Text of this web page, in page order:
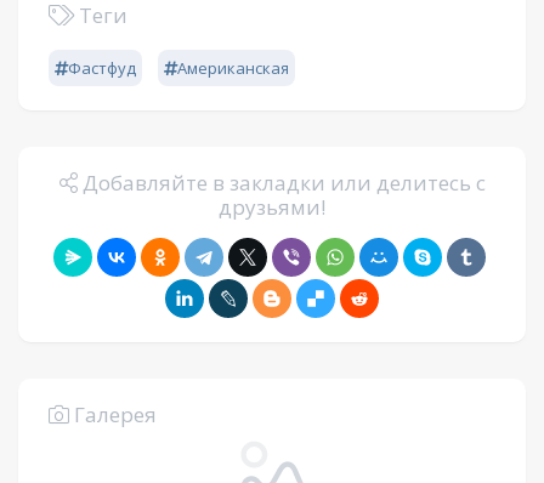
Теги
Фастфуд Американская
Добавляйте в закладки или делитесь с
друзьями!
Галерея